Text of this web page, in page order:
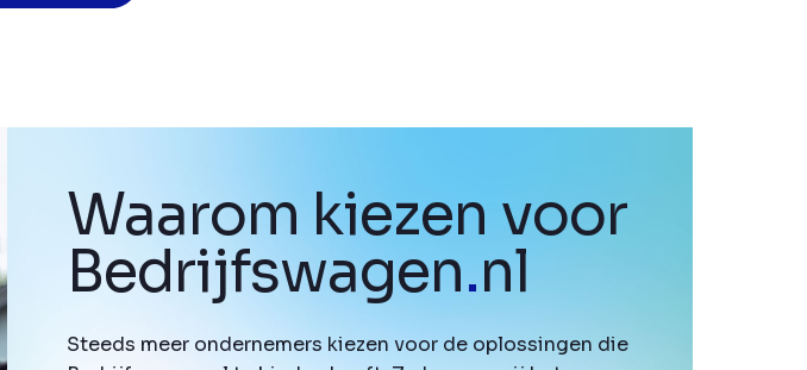
Waarom kiezen voor
Bedrijfswagen.nl
Steeds meer ondernemers kiezen voor de oplossingen die